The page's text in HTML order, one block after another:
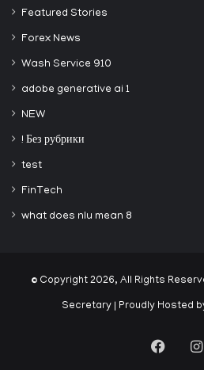
Featured Stories
Forex News
Wash Service 910
adobe generative ai 1
NEW
! Без рубрики
test
FinTech
what does nlu mean 8
© Copyright 2026, All Rights
Secretary | Proudly Hosted